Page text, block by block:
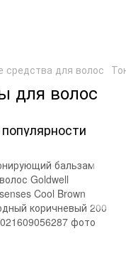
средства для волос
для волос